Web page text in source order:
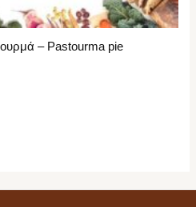
– Pastourma pie